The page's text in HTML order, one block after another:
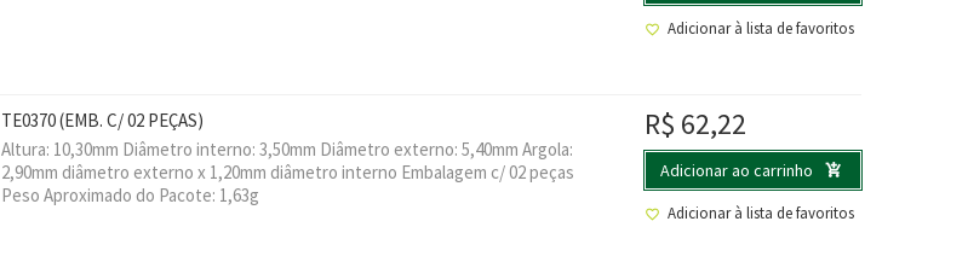
Adicionar à lista de favoritos
TE0370(EMB. C/ 02 PEÇAS)
Altura: 10,30mm Diâmetro interno: 3,50mm Diâmetro externo: 5,40mm Argola:
2,90mm diâmetro externo x 1,20mm diâmetro interno Embalagem c/ 02 peças
Peso Aproximado do Pacote: 1,63g
R$ 62,22
Adicionar ao carrinho
Adicionar à lista de favoritos